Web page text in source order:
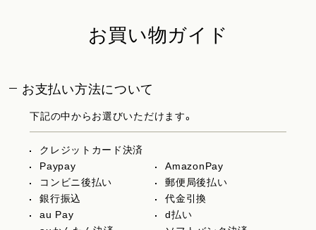
お買い物ガイド
お支払い方法について
下記の中からお選びいただけます。
クレジットカード決済
Paypay
AmazonPay
コンビニ後払い
郵便局後払い
銀行振込
代金引換
au Pay
d払い